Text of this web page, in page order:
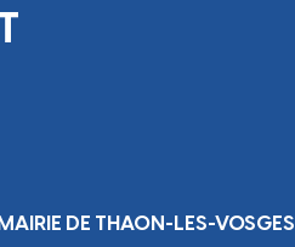
DE THAON-LES-VOSGES